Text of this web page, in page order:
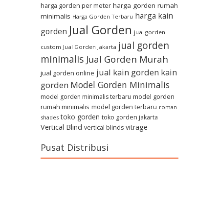
harga gorden per meter harga gorden rumah
minimalis Harga Gorden Terbaru harga kain
gorden Jual Gorden jual gorden
custom Jual Gorden Jakarta jual gorden
minimalis Jual Gorden Murah
jual gorden online jual kain gorden kain
gorden Model Gorden Minimalis
model gorden minimalis terbaru model gorden
rumah minimalis model gorden terbaru roman
shades toko gorden toko gorden jakarta
Vertical Blind vertical blinds vitrage
Pusat Distribusi